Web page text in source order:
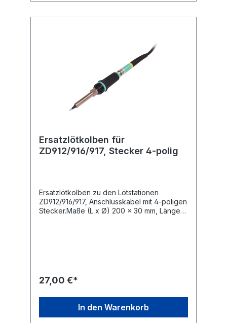
Ersatzlötkolben für
ZD912/916/917, Stecker 4-polig
Ersatzlötkolben zu den Lötstationen
ZD912/916/917, Anschlusskabel mit 4-poligen
Stecker.Maße (L x Ø) 200 x 30 mm, Länge
27,00 €*
In den Warenkorb